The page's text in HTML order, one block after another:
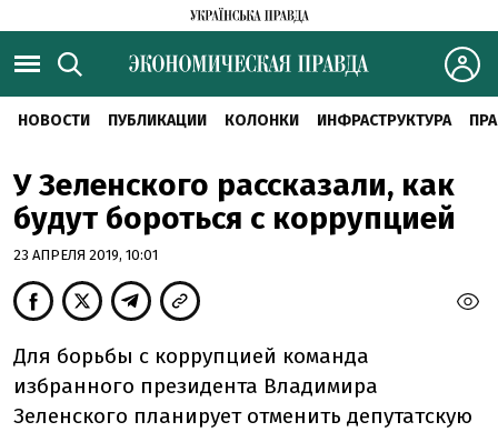
НОВОСТИ ПУБЛИКАЦИИ КОЛОНКИ ИНФРАСТРУКТУРА
У Зеленского рассказали, как
будут бороться с коррупцией
23 АПРЕЛЯ 2019, 10:01
Для борьбы с коррупцией команда
избранного президента Владимира
Зеленского планирует отменить депутатскую